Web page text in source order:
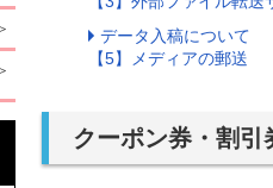
データ入稿について
【5】メディアの郵送
クーポン券・割